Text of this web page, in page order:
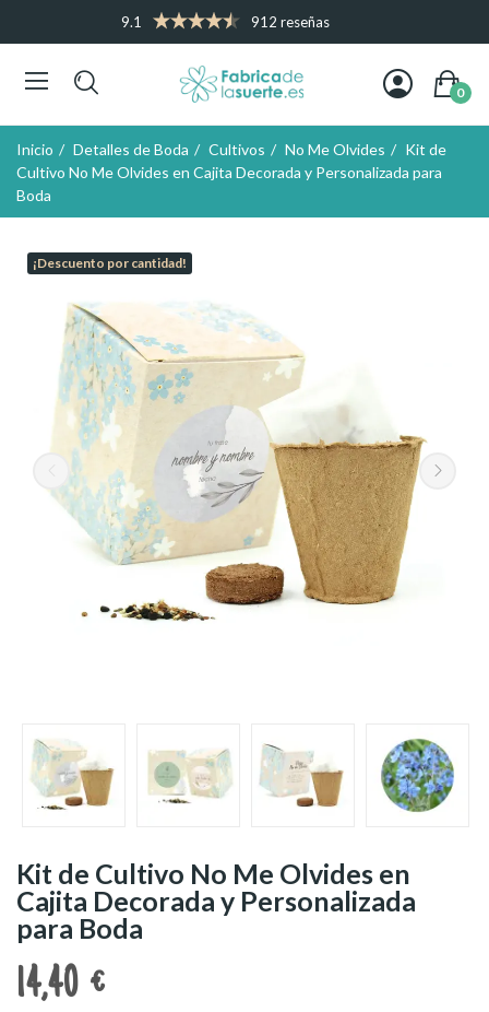
9.1 912 reseñas
0
Inicio Detalles de Boda Cultivos No Me Olvides
Kit de
Cultivo No Me Olvides en Cajita Decorada y Personalizada para
Boda
¡Descuento por cantidad!
Kit de Cultivo No Me Olvides en
Cajita Decorada y Personalizada
para Boda
14,40 €